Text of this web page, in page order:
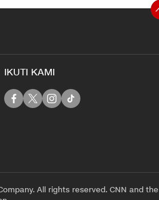
IKUTI KAMI
All rights reserved. CNN and the